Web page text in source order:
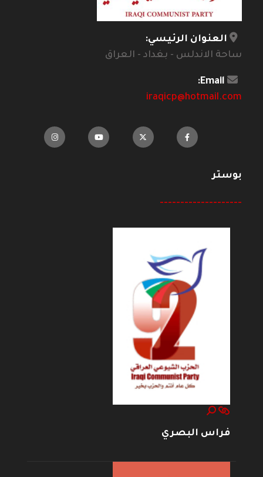
العنوان الرئيسي:
ساحة الاندلس - بغداد - العراق
Email:
iraqicp@hotmail.com
بوستر
--------------------
فراس البصري